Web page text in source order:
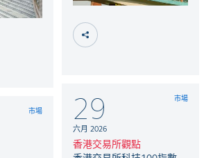
29
六月 2026
市場
香港交易所觀點
市場